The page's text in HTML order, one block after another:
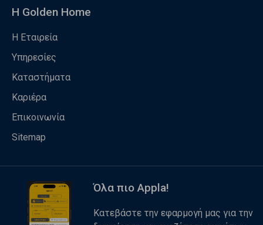
Η Golden Home
Η Εταιρεία
Υπηρεσίες
Καταστήματα
Καριέρα
Επικοινωνία
Sitemap
Όλα πιο Appla!
Κατεβάστε την εφαρμογή μας για την